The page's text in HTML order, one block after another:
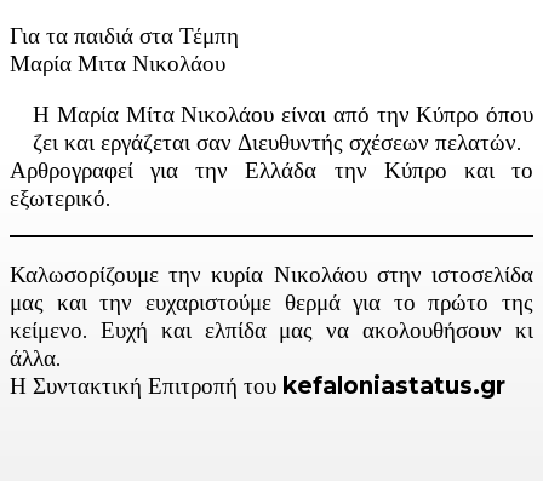
Για τα παιδιά στα Τέμπη
Μαρία Μιτα Νικολάου
Η Μαρία Μίτα Νικολάου είναι από την Κύπρο όπου
ζει και εργάζεται σαν Διευθυντής σχέσεων πελατών.
Αρθρογραφεί για την Ελλάδα την Κύπρο και το
εξωτερικό.
Καλωσορίζουμε την κυρία Νικολάου στην ιστοσελίδα
μας και την ευχαριστούμε θερμά για το πρώτο της
κείμενο. Ευχή και ελπίδα μας να ακολουθήσουν κι
άλλα.
Η Συντακτική Επιτροπή του kefaloniastatus.gr